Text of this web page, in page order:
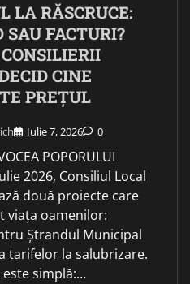
LA RĂSCRUCE:
SAU FACTURI?
CINE
PREȚUL
Iulie 7, 2026 0
POPORULUI
2026, Consiliul Local
două proiecte care
viața oamenilor:
Ștrandul Municipal
tarifelor la salubrizare.
simplă:…